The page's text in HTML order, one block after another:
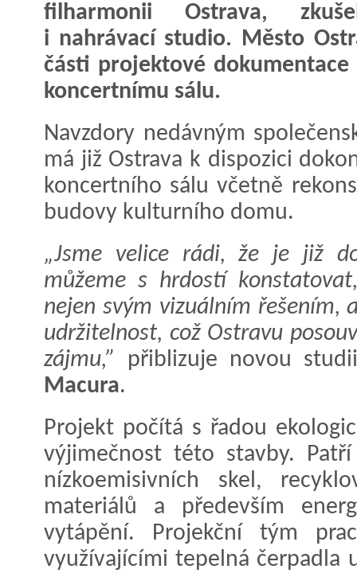
filharmonii Ostrava,
i nahrávací studio. Město
části projektové
koncertnímu sálu.
Navzdory nedávným
má již Ostrava k dispozici
koncertního sálu včetně
budovy kulturního domu.
„Jsme velice rádi, že je již
můžeme s hrdostí
nejen svým vizuálním řešením,
udržitelnost, což Ostravu
zájmu,”
přiblizuje novou
Macura.
Projekt počítá s řadou
výjimečnost této stavby.
nízkoemisivních skel,
materiálů a především
vytápění. Projekční tým
využívajícími tepelná čerpadla